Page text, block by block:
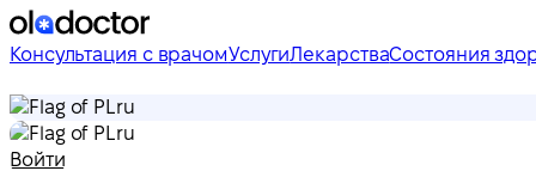
Консультация с врачомУслугиЛекарстваСостояния
ru
ru
Войти